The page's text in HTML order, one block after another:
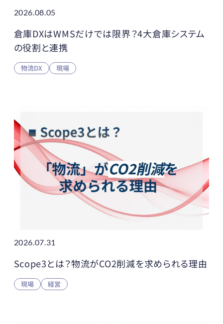
2026.08.05
倉庫DXはWMSだけでは限界？4大倉庫システム
の役割と連携
物流DX 現場
2026.07.31
Scope3とは？物流がCO2削減を求められる理由
現場 経営